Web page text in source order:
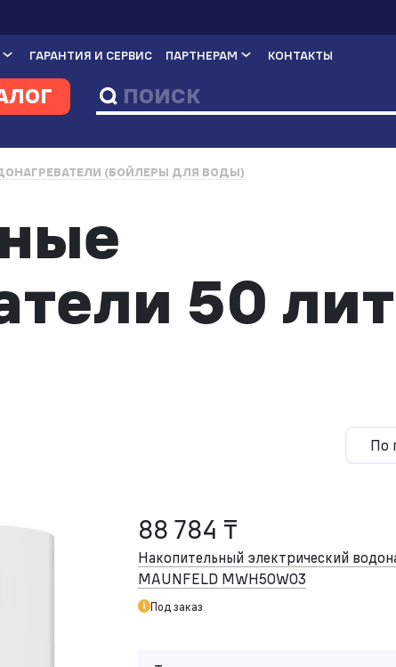
ГАРАНТИЯ И СЕРВИС ПАРТНЕРАМ КОНТАКТЫ
(БОЙЛЕРЫ ДЛЯ ВОДЫ)
50
По
88 784 ₸
Накопительный электрический
MAUNFELD MWH50W03
Под заказ